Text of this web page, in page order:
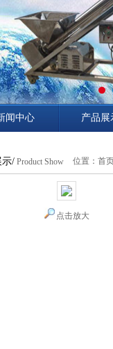
闻中心 产品展
示/ Product Show 位置： 首
点击放大